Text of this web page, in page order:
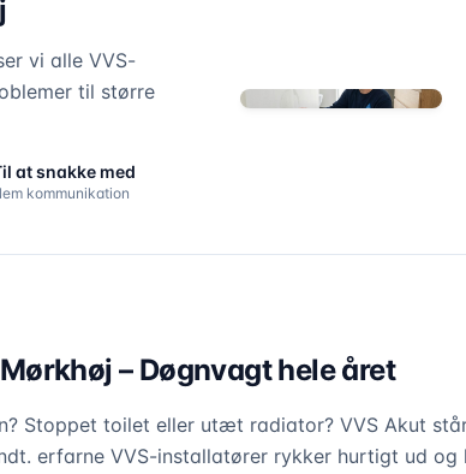
vi alle VVS-
til større
at snakke med
kommunikation
– Døgnvagt hele året
Stoppet toilet eller utæt radiator? VVS Akut
erfarne VVS-installatører rykker hurtigt ud og